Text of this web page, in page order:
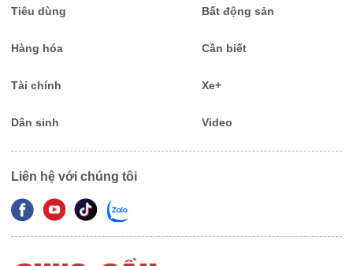
Tiêu dùng Bất động sản
Hàng hóa Cần biết
Tài chính Xe+
Dân sinh Video
Liên hệ với chúng tôi